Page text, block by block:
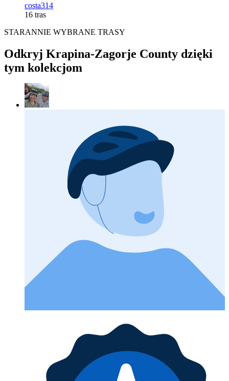
costa314
16 tras
STARANNIE WYBRANE TRASY
Odkryj Krapina-Zagorje County dzięki
tym kolekcjom